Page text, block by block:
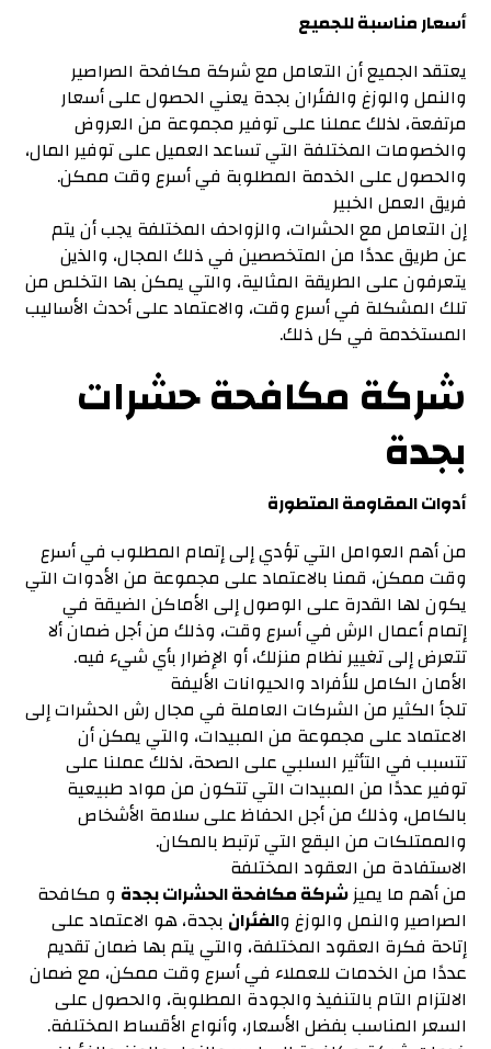
أسعار مناسبة للجميع
يعتقد الجميع أن التعامل مع شركة مكافحة الصراصير
والنمل والوزغ والفئران بجدة يعني الحصول على أسعار
مرتفعة، لذلك عملنا على توفير مجموعة من العروض
والخصومات المختلفة التي تساعد العميل على توفير المال،
والحصول على الخدمة المطلوبة في أسرع وقت ممكن.
فريق العمل الخبير
إن التعامل مع الحشرات، والزواحف المختلفة يجب أن يتم
عن طريق عددًا من المتخصصين في ذلك المجال، والذين
يتعرفون على الطريقة المثالية، والتي يمكن بها التخلص من
تلك المشكلة في أسرع وقت، والاعتماد على أحدث الأساليب
المستخدمة في كل ذلك.
شركة مكافحة حشرات
بجدة
أدوات المقاومة المتطورة
من أهم العوامل التي تؤدي إلى إتمام المطلوب في أسرع
وقت ممكن، قمنا بالاعتماد على مجموعة من الأدوات التي
يكون لها القدرة على الوصول إلى الأماكن الضيقة في
إتمام أعمال الرش في أسرع وقت، وذلك من أجل ضمان ألا
تتعرض إلى تغيير نظام منزلك، أو الإضرار بأي شيء فيه.
الأمان الكامل للأفراد والحيوانات الأليفة
تلجأ الكثير من الشركات العاملة في مجال رش الحشرات إلى
الاعتماد على مجموعة من المبيدات، والتي يمكن أن
تتسبب في التأثير السلبي على الصحة، لذلك عملنا على
توفير عددًا من المبيدات التي تتكون من مواد طبيعية
بالكامل، وذلك من أجل الحفاظ على سلامة الأشخاص
والممتلكات من البقع التي ترتبط بالمكان.
الاستفادة من العقود المختلفة
من أهم ما يميزشركة مكافحة الحشرات بجدة و مكافحة
الصراصير والنمل والوزغ والفئران بجدة، هو الاعتماد على
إتاحة فكرة العقود المختلفة، والتي يتم بها ضمان تقديم
عددًا من الخدمات للعملاء في أسرع وقت ممكن، مع ضمان
الالتزام التام بالتنفيذ والجودة المطلوبة، والحصول على
السعر المناسب بفضل الأسعار، وأنواع الأقساط المختلفة.